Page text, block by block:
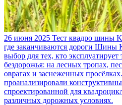
26 июня 2025 Тест квадро шины
где заканчиваются дороги Шины
выбор для тех, кто
бездорожья: на лесных тропах,
оврагах и заснеженных
проанализировали
спроектированной для
различных дорожных условиях.